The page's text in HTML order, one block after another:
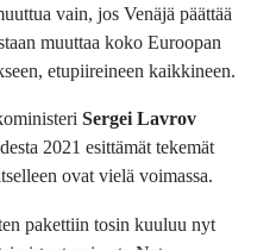
vain, jos Venäjä päättää
muuttaa koko Euroopan
etupiireineen kaikkineen.
Sergei Lavrov
2021 esittämät tekemät
ovat vielä voimassa.
pakettiin tosin kuuluu nyt